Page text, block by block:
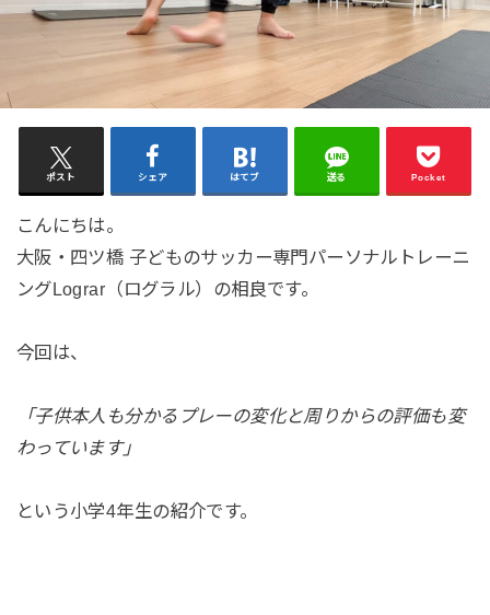
ポスト シェア はてブ 送る Pocket
こんにちは。
大阪・四ツ橋 子どものサッカー専門パーソナルトレーニ
ングLograr（ログラル）の相良です。
今回は、
「子供本人も分かるプレーの変化と周りからの評価も変
わっています」
という小学4年生の紹介です。